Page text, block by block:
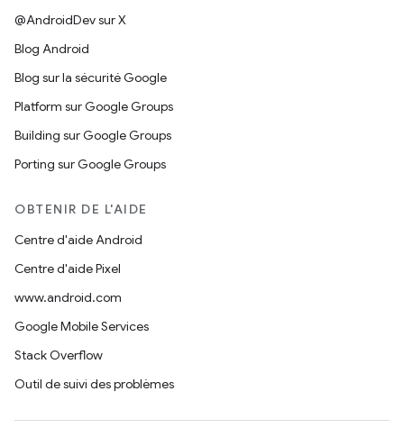
@AndroidDev sur X
Blog Android
Blog sur la sécurité Google
Platform sur Google Groups
Building sur Google Groups
Porting sur Google Groups
OBTENIR DE L'AIDE
Centre d'aide Android
Centre d'aide Pixel
www.android.com
Google Mobile Services
Stack Overflow
Outil de suivi des problèmes